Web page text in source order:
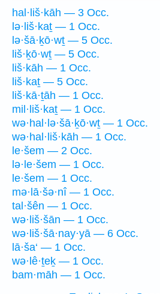
hal·liš·kāh — 3 Occ.
lə·liš·kaṯ — 1 Occ.
lə·šā·ḵō·wṯ — 5 Occ.
liš·ḵō·wṯ — 5 Occ.
liš·kāh — 1 Occ.
liš·kaṯ — 5 Occ.
liš·kā·ṯāh — 1 Occ.
mil·liš·kaṯ — 1 Occ.
wə·hal·lə·šā·ḵō·wṯ — 1 Occ.
wə·hal·liš·kāh — 1 Occ.
le·šem — 2 Occ.
lə·le·šem — 1 Occ.
le·šem — 1 Occ.
mə·lā·šə·nî — 1 Occ.
tal·šên — 1 Occ.
wə·liš·šān — 1 Occ.
wə·liš·šā·nay·yā — 6 Occ.
lā·ša‘ — 1 Occ.
wə·lê·ṯeḵ — 1 Occ.
bam·māh — 1 Occ.